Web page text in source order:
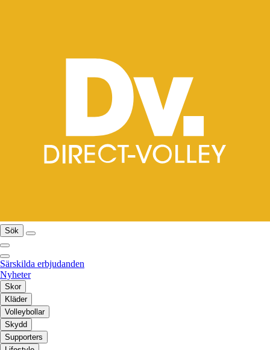
Sök
Särskilda erbjudanden
Nyheter
Skor
Kläder
Volleybollar
Skydd
Supporters